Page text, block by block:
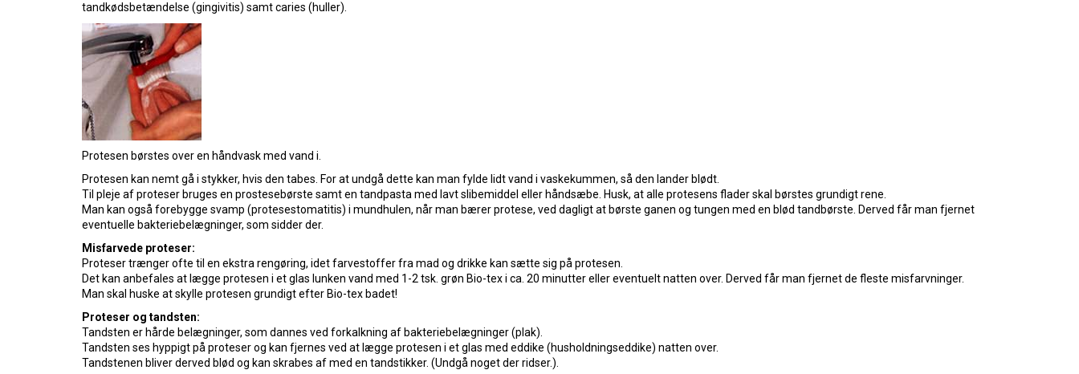
tandkødsbetændelse (gingivitis) samt caries (huller).
Protesen børstes over en håndvask med vand i.
Protesen kan nemt gå i stykker, hvis den tabes. For at undgå dette kan man fylde lidt vand i vaskekummen, så den lander blødt.
Til pleje af proteser bruges en prostesebørste samt en tandpasta med lavt slibemiddel eller håndsæbe. Husk, at alle protesens flader skal børstes grundigt rene.
Man kan også forebygge svamp (protesestomatitis) i mundhulen, når man bærer protese, ved dagligt at børste ganen og tungen med en blød tandbørste. Derved får man fjernet
eventuelle bakteriebelægninger, som sidder der.
Misfarvede proteser:
Proteser trænger ofte til en ekstra rengøring, idet farvestoffer fra mad og drikke kan sætte sig på protesen.
Det kan anbefales at lægge protesen i et glas lunken vand med 1-2 tsk. grøn Bio-tex i ca. 20 minutter eller eventuelt natten over. Derved får man fjernet de fleste misfarvninger.
Man skal huske at skylle protesen grundigt efter Bio-tex badet!
Proteser og tandsten:
Tandsten er hårde belægninger, som dannes ved forkalkning af bakteriebelægninger (plak).
Tandsten ses hyppigt på proteser og kan fjernes ved at lægge protesen i et glas med eddike (husholdningseddike) natten over.
Tandstenen bliver derved blød og kan skrabes af med en tandstikker. (Undgå noget der ridser.).